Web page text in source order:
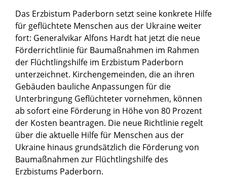
Das Erzbistum Paderborn setzt seine konkrete Hilfe
für geflüchtete Menschen aus der Ukraine weiter
fort: Generalvikar Alfons Hardt hat jetzt die neue
Förderrichtlinie für Baumaßnahmen im Rahmen
der Flüchtlingshilfe im Erzbistum Paderborn
unterzeichnet. Kirchengemeinden, die an ihren
Gebäuden bauliche Anpassungen für die
Unterbringung Geflüchteter vornehmen, können
ab sofort eine Förderung in Höhe von 80 Prozent
der Kosten beantragen. Die neue Richtlinie regelt
über die aktuelle Hilfe für Menschen aus der
Ukraine hinaus grundsätzlich die Förderung von
Baumaßnahmen zur Flüchtlingshilfe des
Erzbistums Paderborn.